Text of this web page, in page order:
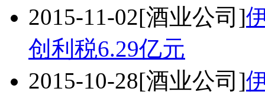
2015-11-02[酒业公司]
创利税6.29亿元
2015-10-28[酒业公司]